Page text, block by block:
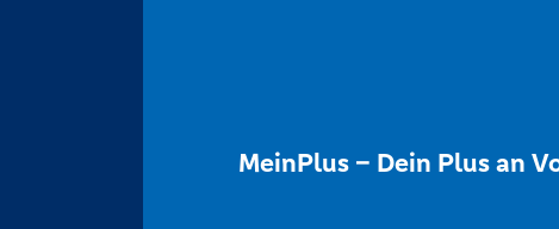
MeinPlus – Dein Plus an